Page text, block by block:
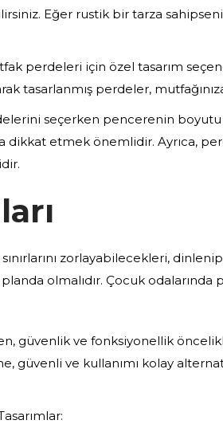
Eğer rustik bir tarza
perdeleri için özel tasarım
tasarlanmış perdeler,
seçerken pencerenin
dikkat etmek önemlidir. Ayrıca,
zorlayabilecekleri,
olmalıdır. Çocuk
güvenlik ve fonksiyonellik
güvenli ve kullanımı kolay